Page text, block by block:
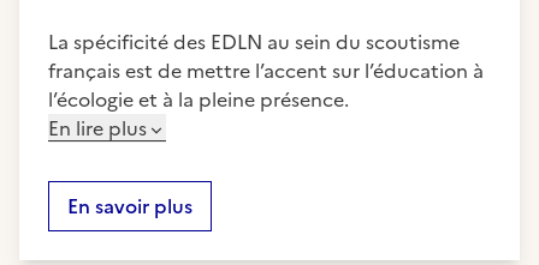
La spécificité des EDLN au sein du scoutisme
français est de mettre l’accent sur l’éducation à
l’écologie et à la pleine présence.
En lire plus
En savoir plus